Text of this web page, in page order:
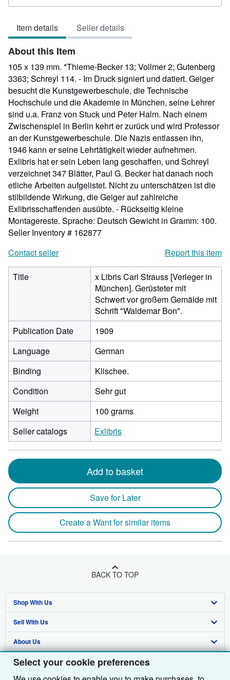
Select your cookie preferences
rating
out
of
5
stars
Item details Seller details
About this Item
105 x 139 mm. *Thieme-Becker 13; Vollmer 2; Gutenberg
3363; Schreyl 114. - Im Druck signiert und datiert. Geiger
besucht die Kunstgewerbeschule, die Technische
Hochschule und die Akademie in München, seine Lehrer
sind u.a. Franz von Stuck und Peter Halm. Nach einem
Zwischenspiel in Berlin kehrt er zurück und wird Professor
an der Kunstgewerbeschule. Die Nazis entlassen ihn,
1946 kann er seine Lehrtätigkeit wieder aufnehmen.
Exlibris hat er sein Leben lang geschaffen, und Schreyl
verzeichnet 347 Blätter, Paul G. Becker hat danach noch
etliche Arbeiten aufgelistet. Nicht zu unterschätzen ist die
stilbildende Wirkung, die Geiger auf zahlreiche
Exlibrisschaffenden ausübte. - Rückseitig kleine
Montagereste. Sprache: Deutsch Gewicht in Gramm: 100.
Seller Inventory # 162877
Contact seller
Report this item
Title
x Libris Carl Strauss [Verleger in
München]. Gerüsteter mit
Schwert vor großem Gemälde mit
Schrift "Waldemar Bon".
Publication Date
1909
Language
German
Binding
Klischee.
Condition
Sehr gut
Weight
100 grams
Seller catalogs
Exlibris
Add to basket
Save for Later
Create a Want for similar items
BACK TO TOP
Shop With Us
Advanced Search
Browse Collections
My Account
Sell With Us
Start Selling
Join Our Affiliate Programme
About Us
About AbeBooks
Find Help